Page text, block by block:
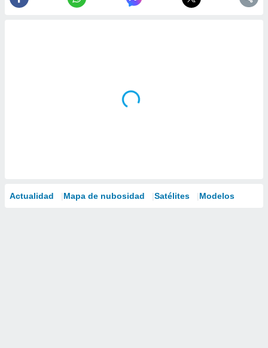
Actualidad Mapa de nubosidad Satélites Modelos